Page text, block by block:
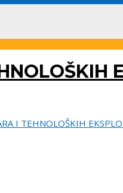
I TEHNOLOŠKIH